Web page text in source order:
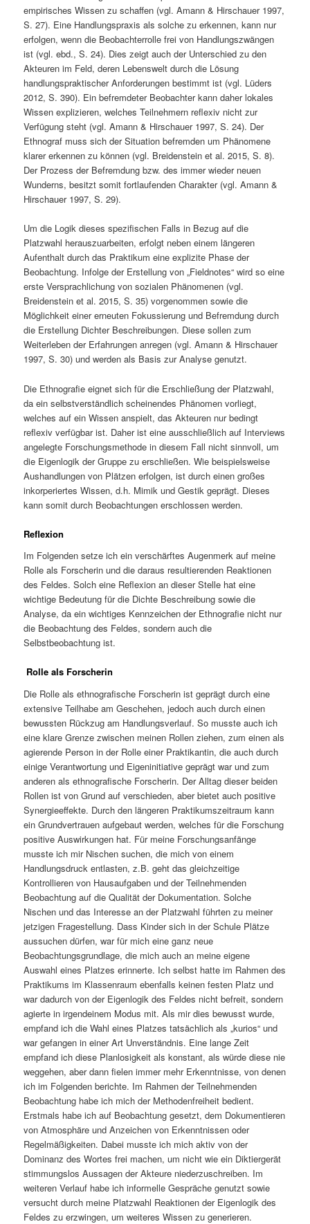
empirisches Wissen zu schaffen (vgl. Amann & Hirschauer 1997,
S. 27). Eine Handlungspraxis als solche zu erkennen, kann nur
erfolgen, wenn die Beobachterrolle frei von Handlungszwängen
ist (vgl. ebd., S. 24). Dies zeigt auch der Unterschied zu den
Akteuren im Feld, deren Lebenswelt durch die Lösung
handlungspraktischer Anforderungen bestimmt ist (vgl. Lüders
2012, S. 390). Ein befremdeter Beobachter kann daher lokales
Wissen explizieren, welches Teilnehmern reflexiv nicht zur
Verfügung steht (vgl. Amann & Hirschauer 1997, S. 24). Der
Ethnograf muss sich der Situation befremden um Phänomene
klarer erkennen zu können (vgl. Breidenstein et al. 2015, S. 8).
Der Prozess der Befremdung bzw. des immer wieder neuen
Wunderns, besitzt somit fortlaufenden Charakter (vgl. Amann &
Hirschauer 1997, S. 29).
Um die Logik dieses spezifischen Falls in Bezug auf die
Platzwahl herauszuarbeiten, erfolgt neben einem längeren
Aufenthalt durch das Praktikum eine explizite Phase der
Beobachtung. Infolge der Erstellung von „Fieldnotes“ wird so eine
erste Versprachlichung von sozialen Phänomenen (vgl.
Breidenstein et al. 2015, S. 35) vorgenommen sowie die
Möglichkeit einer erneuten Fokussierung und Befremdung durch
die Erstellung Dichter Beschreibungen. Diese sollen zum
Weiterleben der Erfahrungen anregen (vgl. Amann & Hirschauer
1997, S. 30) und werden als Basis zur Analyse genutzt.
Die Ethnografie eignet sich für die Erschließung der Platzwahl,
da ein selbstverständlich scheinendes Phänomen vorliegt,
welches auf ein Wissen anspielt, das Akteuren nur bedingt
reflexiv verfügbar ist. Daher ist eine ausschließlich auf Interviews
angelegte Forschungsmethode in diesem Fall nicht sinnvoll, um
die Eigenlogik der Gruppe zu erschließen. Wie beispielsweise
Aushandlungen von Plätzen erfolgen, ist durch einen großes
inkorperiertes Wissen, d.h. Mimik und Gestik geprägt. Dieses
kann somit durch Beobachtungen erschlossen werden.
Reflexion
Im Folgenden setze ich ein verschärftes Augenmerk auf meine
Rolle als Forscherin und die daraus resultierenden Reaktionen
des Feldes. Solch eine Reflexion an dieser Stelle hat eine
wichtige Bedeutung für die Dichte Beschreibung sowie die
Analyse, da ein wichtiges Kennzeichen der Ethnografie nicht nur
die Beobachtung des Feldes, sondern auch die
Selbstbeobachtung ist.
Rolle als Forscherin
Die Rolle als ethnografische Forscherin ist geprägt durch eine
extensive Teilhabe am Geschehen, jedoch auch durch einen
bewussten Rückzug am Handlungsverlauf. So musste auch ich
eine klare Grenze zwischen meinen Rollen ziehen, zum einen als
agierende Person in der Rolle einer Praktikantin, die auch durch
einige Verantwortung und Eigeninitiative geprägt war und zum
anderen als ethnografische Forscherin. Der Alltag dieser beiden
Rollen ist von Grund auf verschieden, aber bietet auch positive
Synergieeffekte. Durch den längeren Praktikumszeitraum kann
ein Grundvertrauen aufgebaut werden, welches für die Forschung
positive Auswirkungen hat. Für meine Forschungsanfänge
musste ich mir Nischen suchen, die mich von einem
Handlungsdruck entlasten, z.B. geht das gleichzeitige
Kontrollieren von Hausaufgaben und der Teilnehmenden
Beobachtung auf die Qualität der Dokumentation. Solche
Nischen und das Interesse an der Platzwahl führten zu meiner
jetzigen Fragestellung. Dass Kinder sich in der Schule Plätze
aussuchen dürfen, war für mich eine ganz neue
Beobachtungsgrundlage, die mich auch an meine eigene
Auswahl eines Platzes erinnerte. Ich selbst hatte im Rahmen des
Praktikums im Klassenraum ebenfalls keinen festen Platz und
war dadurch von der Eigenlogik des Feldes nicht befreit, sondern
agierte in irgendeinem Modus mit. Als mir dies bewusst wurde,
empfand ich die Wahl eines Platzes tatsächlich als „kurios“ und
war gefangen in einer Art Unverständnis. Eine lange Zeit
empfand ich diese Planlosigkeit als konstant, als würde diese nie
weggehen, aber dann fielen immer mehr Erkenntnisse, von denen
ich im Folgenden berichte. Im Rahmen der Teilnehmenden
Beobachtung habe ich mich der Methodenfreiheit bedient.
Erstmals habe ich auf Beobachtung gesetzt, dem Dokumentieren
von Atmosphäre und Anzeichen von Erkenntnissen oder
Regelmäßigkeiten. Dabei musste ich mich aktiv von der
Dominanz des Wortes frei machen, um nicht wie ein Diktiergerät
stimmungslos Aussagen der Akteure niederzuschreiben. Im
weiteren Verlauf habe ich informelle Gespräche genutzt sowie
versucht durch meine Platzwahl Reaktionen der Eigenlogik des
Feldes zu erzwingen, um weiteres Wissen zu generieren.